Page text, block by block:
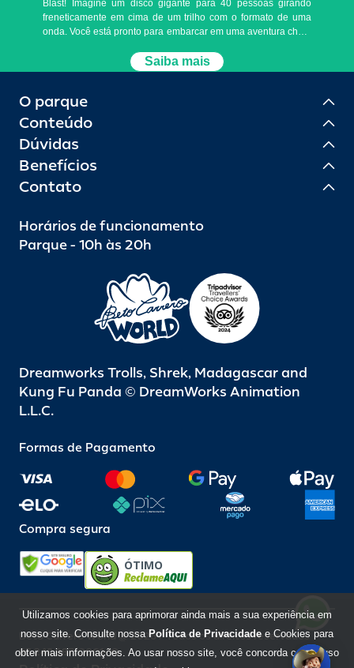
Blast! Imagine um disco gigante para 40 pessoas girando
freneticamente em cima de um trilho com o formato de uma
onda. Você está pronto para embarcar em uma aventura cheia
você é o próximo na fila para essa atração exclusiva no Brasil!
Restrição de altura mínima: 120 cm. Restrição de idade
Atendimento prioritário: consulte um monitor diretamente na
atração. Restrições: - Pessoas que utilizem aparelhos
médicos fixados ao corpo, de forma permanente ou
temporária. A fila do brinquedo se encerra às 18h, mas ele
permanece em funcionamento até que o último visitante tenha
se divertido.
Saiba mais
O parque
Conteúdo
Dúvidas
Benefícios
Contato
Horários de funcionamento
Parque - 10h às 20h
Dreamworks Trolls, Shrek, Madagascar and
Kung Fu Panda © DreamWorks Animation
L.L.C.
Formas de Pagamento
Compra segura
ÓTIMO
Beto Carrero World @ 2026 / Todos os direitos reservados
85.248.987/0001-10
Utilizamos cookies para aprimorar ainda mais a sua experiência em
nosso site. Consulte nossa Política de Privacidade e Cookies para
obter mais informações. Ao usar nosso site, você concorda com o uso